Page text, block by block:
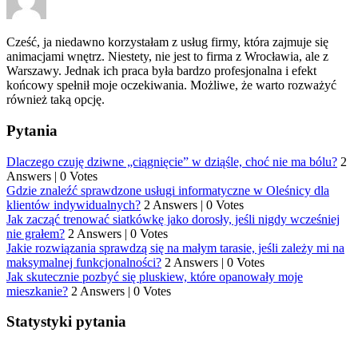
Cześć, ja niedawno korzystałam z usług firmy, która zajmuje się
animacjami wnętrz. Niestety, nie jest to firma z Wrocławia, ale z
Warszawy. Jednak ich praca była bardzo profesjonalna i efekt
końcowy spełnił moje oczekiwania. Możliwe, że warto rozważyć
również taką opcję.
Pytania
Dlaczego czuję dziwne „ciągnięcie” w dziąśle, choć nie ma bólu? 2
Answers | 0 Votes
Gdzie znaleźć sprawdzone usługi informatyczne w Oleśnicy dla
klientów indywidualnych? 2 Answers | 0 Votes
Jak zacząć trenować siatkówkę jako dorosły, jeśli nigdy wcześniej
nie grałem? 2 Answers | 0 Votes
Jakie rozwiązania sprawdzą się na małym tarasie, jeśli zależy mi na
maksymalnej funkcjonalności? 2 Answers | 0 Votes
Jak skutecznie pozbyć się pluskiew, które opanowały moje
mieszkanie? 2 Answers | 0 Votes
Statystyki pytania